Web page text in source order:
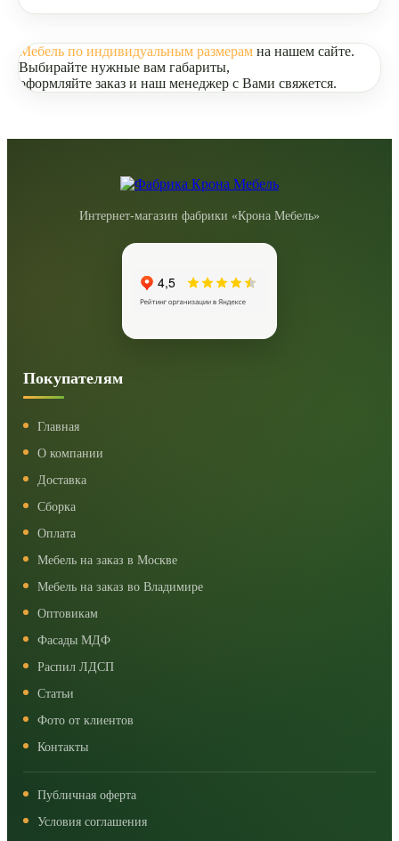
Мебель по индивидуальным размерам на нашем сайте.
Выбирайте нужные вам габариты,
оформляйте заказ и наш менеджер с Вами свяжется.
Интернет-магазин фабрики «Крона Мебель»
Покупателям
Главная
О компании
Доставка
Сборка
Оплата
Мебель на заказ в Москве
Мебель на заказ во Владимире
Оптовикам
Фасады МДФ
Распил ЛДСП
Статьи
Фото от клиентов
Контакты
Публичная оферта
Условия соглашения